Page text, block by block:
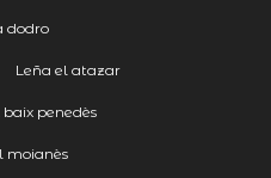
dodro
Leña el atazar
baix penedès
moianès